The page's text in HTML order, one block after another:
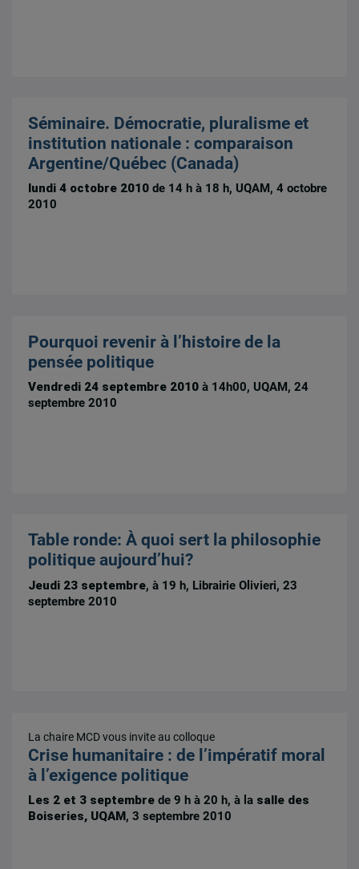
Séminaire. Démocratie, pluralisme et
institution nationale : comparaison
Argentine/Québec (Canada)
lundi 4 octobre 2010 de 14 h à 18 h, UQAM, 4 octobre
2010
Pourquoi revenir à l’histoire de la
pensée politique
Vendredi 24 septembre 2010 à 14h00, UQAM, 24
septembre 2010
Table ronde: À quoi sert la philosophie
politique aujourd’hui?
Jeudi 23 septembre, à 19 h, Librairie Olivieri, 23
septembre 2010
La chaire MCD vous invite au colloque
Crise humanitaire : de l’impératif moral
à l’exigence politique
Les 2 et 3 septembre de 9 h à 20 h, à la salle des
Boiseries, UQAM, 3 septembre 2010